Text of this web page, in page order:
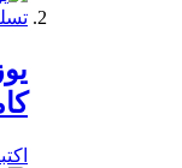
اکتبر 12,